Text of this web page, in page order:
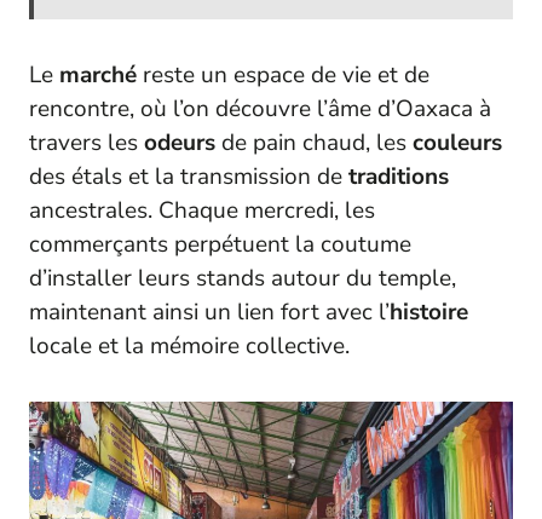
Le marché reste un espace de vie et de
rencontre, où l’on découvre l’âme d’Oaxaca à
travers lesodeurs de pain chaud, lescouleurs
des étals et la transmission detraditions
ancestrales. Chaque mercredi, les
commerçants perpétuent la coutume
d’installer leurs stands autour du temple,
maintenant ainsi un lien fort avec l’histoire
locale et la mémoire collective.